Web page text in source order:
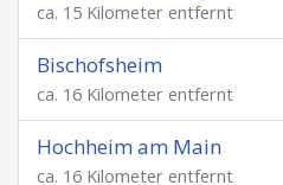
ca. 15 Kilometer entfernt
Bischofsheim
ca. 16 Kilometer entfernt
Hochheim am Main
ca. 16 Kilometer entfernt